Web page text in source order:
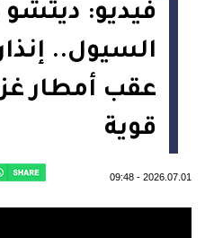
فيديو:
السيول..
عقب أمطار
قوية
2026.07.01
-
09:48